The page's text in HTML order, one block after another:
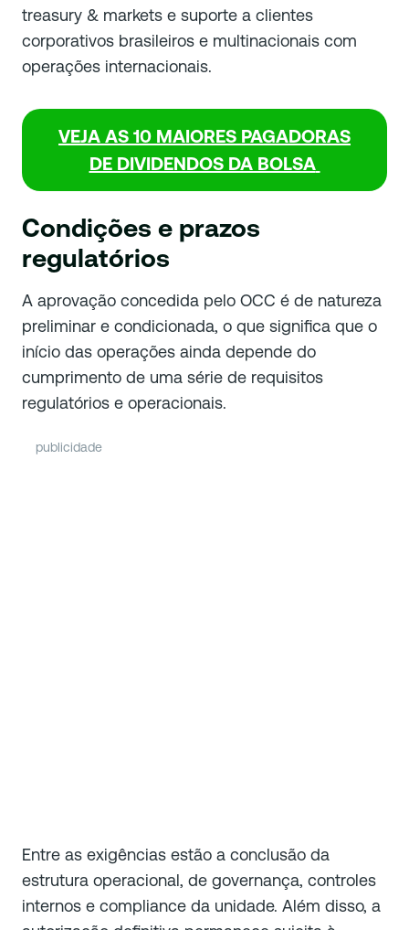
treasury & markets e suporte a clientes
corporativos brasileiros e multinacionais com
operações internacionais.
VEJA AS 10 MAIORES PAGADORAS
DE DIVIDENDOS DA BOLSA
Condições e prazos
regulatórios
A aprovação concedida pelo OCC é de natureza
preliminar e condicionada, o que significa que o
início das operações ainda depende do
cumprimento de uma série de requisitos
regulatórios e operacionais.
publicidade
Entre as exigências estão a conclusão da
estrutura operacional, de governança, controles
internos e compliance da unidade. Além disso, a